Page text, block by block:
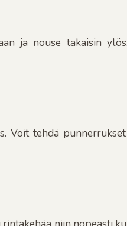
ja nouse takaisin
Voit tehdä